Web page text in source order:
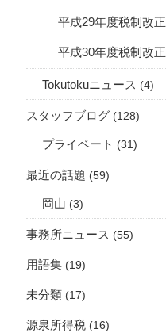
平成29年度税制改正
平成30年度税制改正
Tokutokuニュース (4)
スタッフブログ (128)
プライベート (31)
最近の話題 (59)
岡山 (3)
事務所ニュース (55)
用語集 (19)
未分類 (17)
源泉所得税 (16)